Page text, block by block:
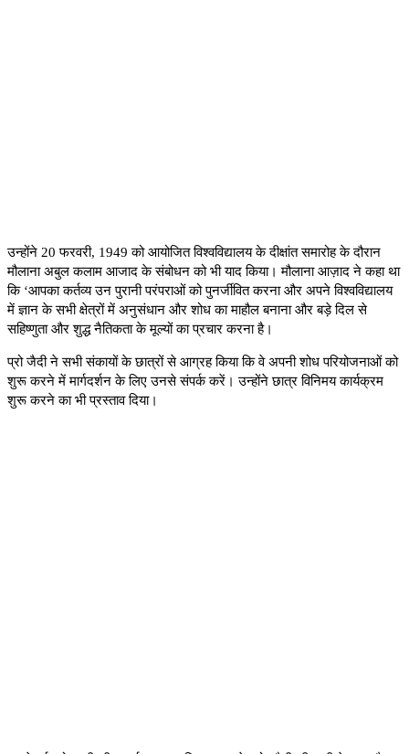
उन्होंने 20 फरवरी, 1949 को आयोजित विश्वविद्यालय के दीक्षांत समारोह के दौरान
मौलाना अबुल कलाम आजाद के संबोधन को भी याद किया। मौलाना आज़ाद ने कहा था
कि ‘आपका कर्तव्य उन पुरानी परंपराओं को पुनर्जीवित करना और अपने विश्वविद्यालय
में ज्ञान के सभी क्षेत्रों में अनुसंधान और शोध का माहौल बनाना और बड़े दिल से
सहिष्णुता और शुद्ध नैतिकता के मूल्यों का प्रचार करना है।
प्रो जैदी ने सभी संकायों के छात्रों से आग्रह किया कि वे अपनी शोध परियोजनाओं को
शुरू करने में मार्गदर्शन के लिए उनसे संपर्क करें। उन्होंने छात्र विनिमय कार्यक्रम
शुरू करने का भी प्रस्ताव दिया।